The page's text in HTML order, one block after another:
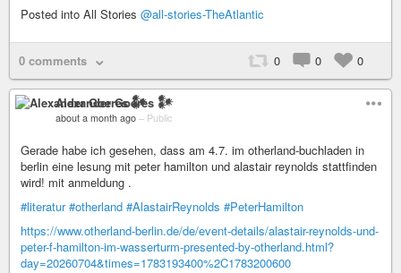
Posted into All Stories @all-stories-TheAtlantic
0 comments 0 0 0
Alexander Goeres 𒀯
about a month ago – Public
Gerade habe ich gesehen, dass am 4.7. im otherland-buchladen in
berlin eine lesung mit peter hamilton und alastair reynolds stattfinden
wird! mit anmeldung .
#literatur #otherland #AlastairReynolds #PeterHamilton
https://www.otherland-berlin.de/de/event-details/alastair-reynolds-und-
peter-f-hamilton-im-wasserturm-presented-by-otherland.html?
day=20260704&times=1783193400%2C1783200600